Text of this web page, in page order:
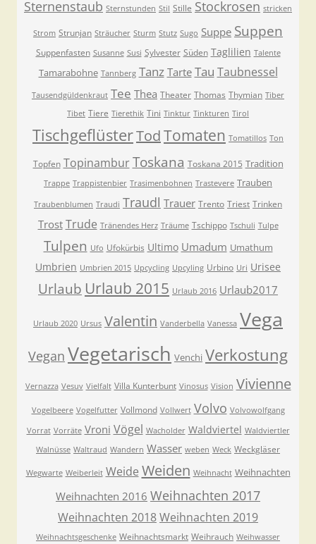
Sternenstaub Sternstunden Stil Stille Stockrosen stricken
Strom Strunjan Sträucher Sturm Stutz Sugo Suppe Suppen
Suppenfasten Susanne Susi Sylvester Süden Taglilien Talente
Tamarabohne Tannberg Tanz Tarte Tau Taubnessel
Tausendgüldenkraut Tee Thea Theater Thomas Thymian Tiber
Tibet Tiere Tierethik Tini Tinktur Tinkturen Tirol
TischgeflüsterTodTomaten Tomatillos Ton
Topfen Topinambur Toskana Toskana 2015 Tradition
Trappe Trappistenbier Trasimenbohnen Trastevere Trauben
Traubenblumen Traudi Traudl Trauer Trento Triest Trinken
Trost Trude Tränendes Herz Träume Tschippo Tschuli Tulpe
Tulpen Ufo Ufokürbis Ultimo Umadum Umathum
Umbrien Umbrien 2015 Upcycling Upcyling Urbino Uri Urisee
Urlaub Urlaub 2015 Urlaub 2016 Urlaub2017
Urlaub 2020 Ursus Valentin Vanderbella Vanessa Vega
Vegan Vegetarisch Venchi Verkostung
Vernazza Vesuv Vielfalt Villa Kunterbunt Vinosus Vision Vivienne
Vogelbeere Vogelfutter Vollmond Vollwert Volvo Volvowolfgang
Vorrat Vorräte Vroni Vögel Wacholder Waldviertel Waldviertler
Walnüsse Waltraud Wandern Wasser weben Weck Weckgläser
Wegwarte Weiberleit Weide Weiden Weihnacht Weihnachten
Weihnachten 2016 Weihnachten 2017
Weihnachten 2018Weihnachten 2019
Weihnachtsgeschenke Weihnachtsmarkt Weihrauch Weihwasser